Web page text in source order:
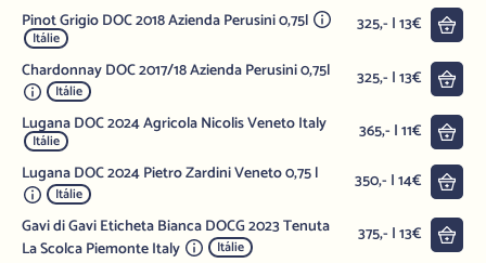
Pinot Grigio DOC 2018 Azienda Perusini 0,75l
Itálie
325,- | 13€
Chardonnay DOC 2017/18 Azienda Perusini 0,75l
Itálie
325,- | 13€
Lugana DOC 2024 Agricola Nicolis Veneto Italy
Itálie 365,- | 11€
Lugana DOC 2024 Pietro Zardini Veneto 0,75 l
Itálie
350,- | 14€
Gavi di Gavi Eticheta Bianca DOCG 2023 Tenuta
La Scolca Piemonte Italy
Itálie
375,- | 13€